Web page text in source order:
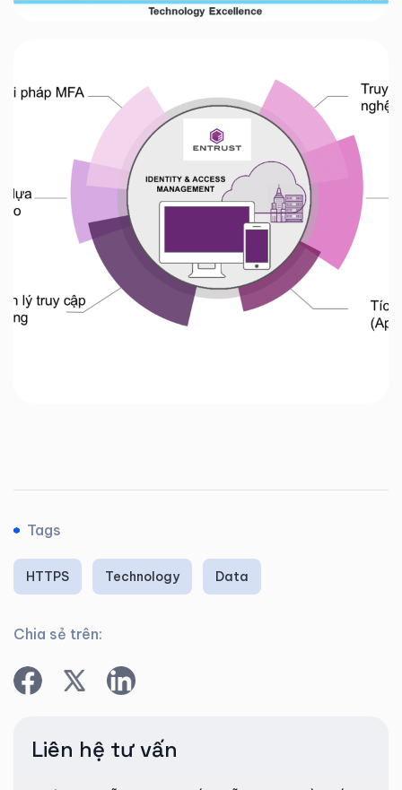
Tags
HTTPS Technology Data
Chia sẻ trên:
Liên hệ tư vấn